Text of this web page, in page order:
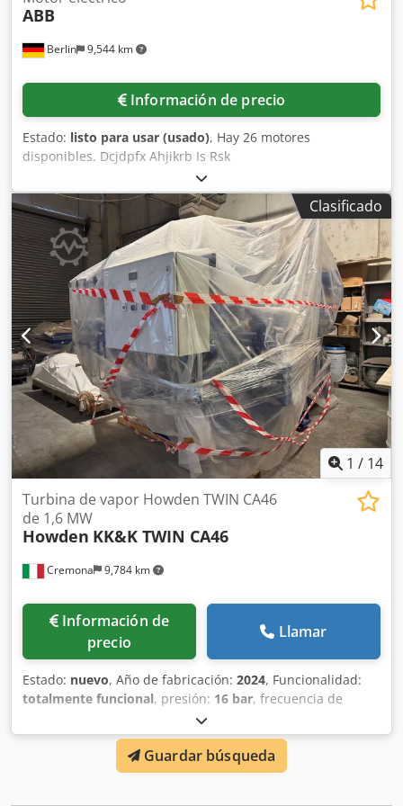
Berlin 9,544 km
ABB
Información de precio
Estado: listo para usar (usado), Hay 26 motores
disponibles. Dcjdpfx Ahjikrb Is Rsk
Clasificado
1 / 14
Cremona 9,784 km
Turbina de vapor Howden TWIN CA46
de 1,6 MW
Howden KK&K TWIN CA46
Información de
precio
Llamar
Estado: nuevo, Año de fabricación: 2024, Funcionalidad:
totalmente funcional, presión: 16 bar, frecuencia de
, tipo de corriente de entrada:
temperatura:400 °C, tensión de entrada:6,000 V,
velocidad de rotación (mín.):1,500 rpm, velocidad de giro
1,500 rpm, tipo de refrigeración:aire
Guardar búsqueda